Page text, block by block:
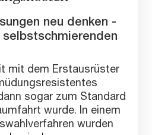
neu denken -
mit dem Erstausrüster
sogar zum Standard
wurde. In einem
wurden